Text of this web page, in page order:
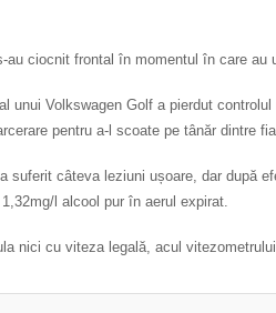
au ciocnit frontal în momentul în care
unui Volkswagen Golf a pierdut
pentru a-l scoate pe tânăr dintre
suferit câteva leziuni ușoare, dar după
l alcool pur în aerul expirat.
nici cu viteza legală, acul